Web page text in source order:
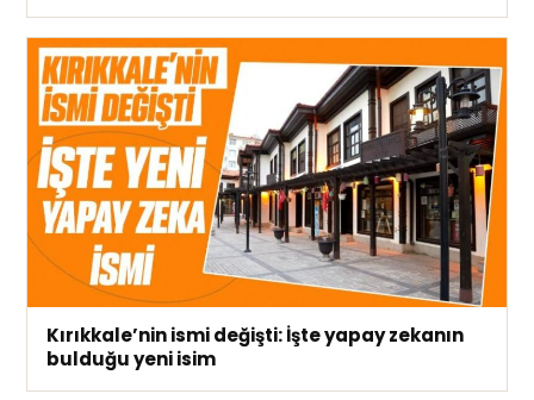
Kırıkkale’nin ismi değişti: İşte yapay zekanın
bulduğu yeni isim